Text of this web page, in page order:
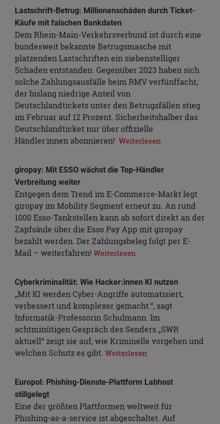
Lastschrift-Betrug: Millionenschäden durch Ticket-
Käufe mit falschen Bankdaten
Dem Rhein-Main-Verkehrsverbund ist durch eine
bundesweit bekannte Betrugsmasche mit
platzenden Lastschriften ein siebenstelliger
Schaden entstanden. Gegenüber 2023 haben sich
solche Zahlungsausfälle beim RMV verfünffacht;
der bislang niedrige Anteil von
Deutschlandtickets unter den Betrugsfällen stieg
im Februar auf 12 Prozent. Sicherheitshalber das
Deutschlandticket nur über offizielle
Händler:innen abonnieren! Weiterlesen
giropay: Mit ESSO wächst die Top-Händler
Verbreitung weiter
Entgegen dem Trend im E-Commerce-Markt legt
giropay im Mobility Segment erneut zu. An rund
1000 Esso-Tankstellen kann ab sofort direkt an der
Zapfsäule über die Esso Pay App mit giropay
bezahlt werden. Der Zahlungsbeleg folgt per E-
Mail – weiterfahren! Weiterlesen
Cyberkriminalität: Wie Hacker:innen KI nutzen
„Mit KI werden Cyber-Angriffe automatisiert,
verbessert und komplexer gemacht.“, sagt
Informatik-Professorin Schulmann. Im
achtminütigen Gespräch des Senders „SWR
aktuell“ zeigt sie auf, wie Kriminelle vorgehen und
welchen Schutz es gibt. Weiterlesen
Europol: Phishing-Dienste-Plattform Labhost
stillgelegt
Eine der größten Plattformen weltweit für
Phishing-as-a-service ist abgeschaltet. Auf